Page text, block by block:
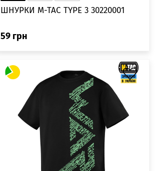
ШНУРКИ M-TAC TYPE 3 30220001
59 грн